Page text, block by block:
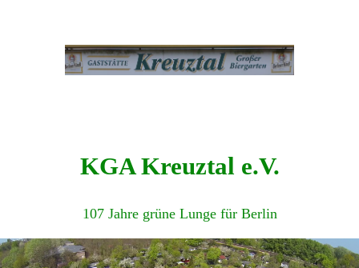
KGA Kreuztal e.V.
107 Jahre grüne Lunge für Berlin